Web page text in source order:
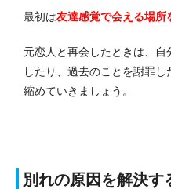
最初は友達感覚で会える場所
元恋人と再会したときは、
したり、過去のことを謝罪
縮めていきましょう。
別れの原因を解決す